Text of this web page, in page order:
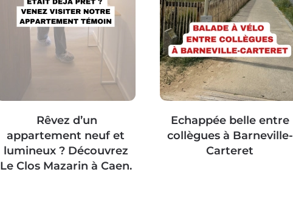
Rêvez d’un
appartement neuf et
lumineux ? Découvrez
Le Clos Mazarin à Caen.
Echappée belle entre
collègues à Barneville-
Carteret